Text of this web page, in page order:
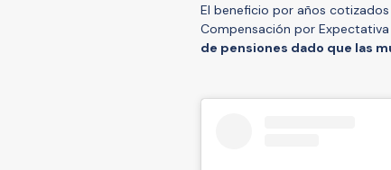
El beneficio por años
Compensación por
de pensiones dado que las